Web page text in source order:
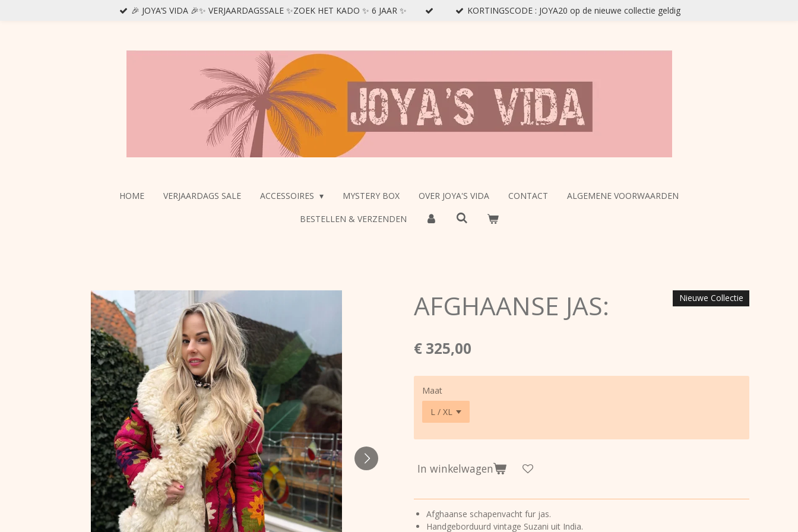
🎉 JOYA’S VIDA 🎉✨ VERJAARDAGSSALE ✨ZOEK HET KADO ✨ 6 JAAR ✨ KORTINGSCODE : JOYA20 op de nieuwe collectie geldig
HOME VERJAARDAGS SALE ACCESSOIRES MYSTERY BOX OVER JOYA'S VIDA CONTACT ALGEMENE VOORWAARDEN
BESTELLEN & VERZENDEN
AFGHAANSE JAS: Nieuwe Collectie
€ 325,00
Maat
In winkelwagen
Afghaanse schapenvacht fur jas.
Handgeborduurd vintage Suzani uit India.